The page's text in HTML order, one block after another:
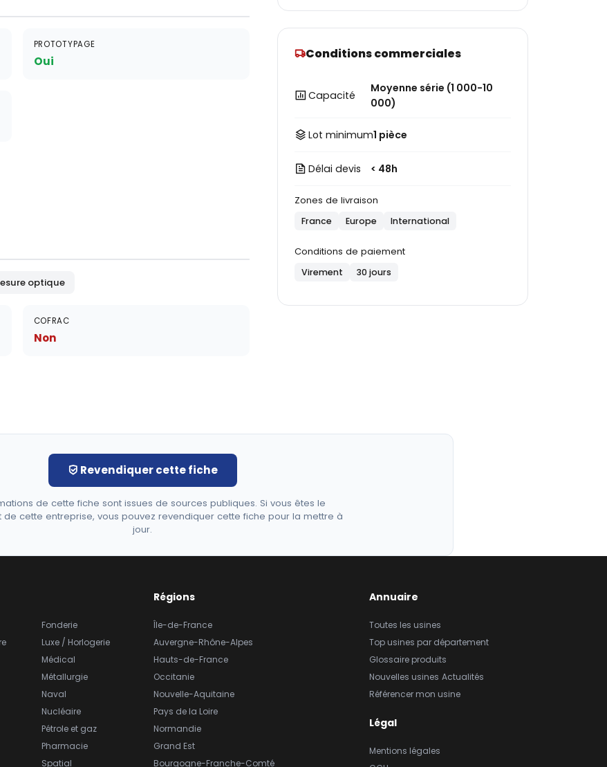
PROTOTYPAGE
Oui
optique
COFRAC
Non
Conditions commerciales
Capacité
Moyenne série (1 000-10
000)
Lot minimum1 pièce
Délai devis < 48h
Zones de livraison
France Europe International
Conditions de paiement
Virement 30 jours
Revendiquer cette fiche
de cette fiche sont issues de sources publiques. Si vous êtes le
de cette entreprise, vous pouvez revendiquer cette fiche pour la mettre à
jour.
Fonderie
Luxe / Horlogerie
Médical
Métallurgie
Naval
Nucléaire
Pétrole et gaz
Pharmacie
Spatial
Régions
Île-de-France
Auvergne-Rhône-Alpes
Hauts-de-France
Occitanie
Nouvelle-Aquitaine
Pays de la Loire
Normandie
Grand Est
Bourgogne-Franche-Comté
Annuaire
Toutes les usines
Top usines par département
Glossaire produits
Nouvelles usines Actualités
Référencer mon usine
Légal
Mentions légales